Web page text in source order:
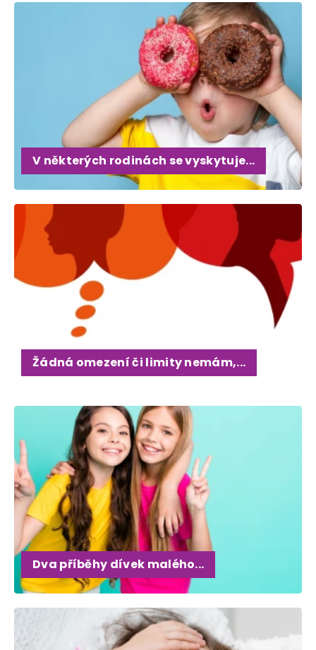
V některých rodinách se vyskytuje...
Žádná omezení či limity nemám,...
Dva příběhy dívek malého...